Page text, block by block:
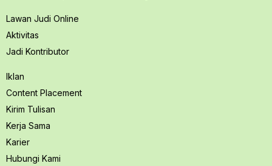
Lawan Judi Online
Aktivitas
Jadi Kontributor
Iklan
Content Placement
Kirim Tulisan
Kerja Sama
Karier
Hubungi Kami